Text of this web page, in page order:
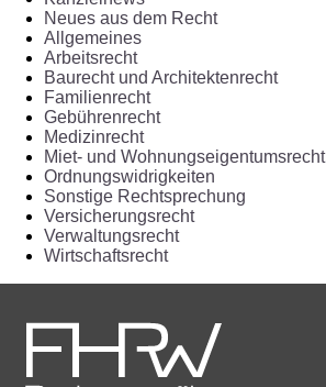
Neues aus dem Recht
Allgemeines
Arbeitsrecht
Baurecht und Architektenrecht
Familienrecht
Gebührenrecht
Medizinrecht
Miet- und Wohnungseigentumsrecht
Ordnungswidrigkeiten
Sonstige Rechtsprechung
Versicherungsrecht
Verwaltungsrecht
Wirtschaftsrecht